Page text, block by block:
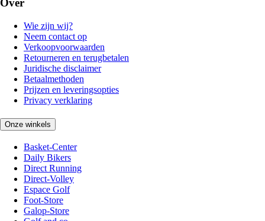
Over
Wie zijn wij?
Neem contact op
Verkoopvoorwaarden
Retourneren en terugbetalen
Juridische disclaimer
Betaalmethoden
Prijzen en leveringsopties
Privacy verklaring
Onze winkels
Basket-Center
Daily Bikers
Direct Running
Direct-Volley
Espace Golf
Foot-Store
Galop-Store